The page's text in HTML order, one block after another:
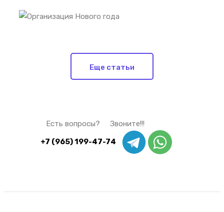
Еще статьи
Есть вопросы? Звоните!!!
+7 (965) 199-47-74